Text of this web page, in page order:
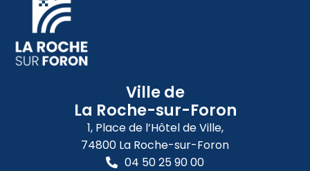
Ville de
La Roche-sur-Foron
1, Place de l’Hôtel de Ville,
74800 La Roche-sur-Foron
04 50 25 90 00